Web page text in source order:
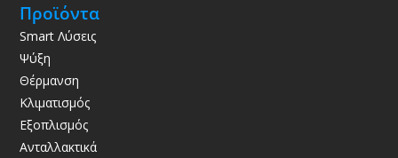
Προϊόντα
Smart Λύσεις
Ψύξη
Θέρμανση
Κλιματισμός
Εξοπλισμός
Ανταλλακτικά